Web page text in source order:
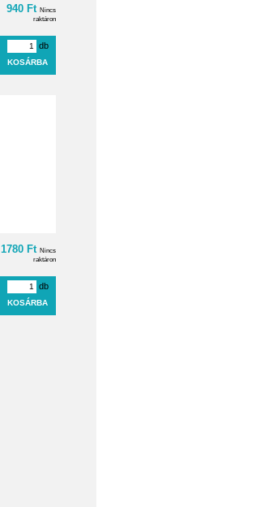
940 Ft Nincs
raktáron
db
1780 Ft Nincs
raktáron
db